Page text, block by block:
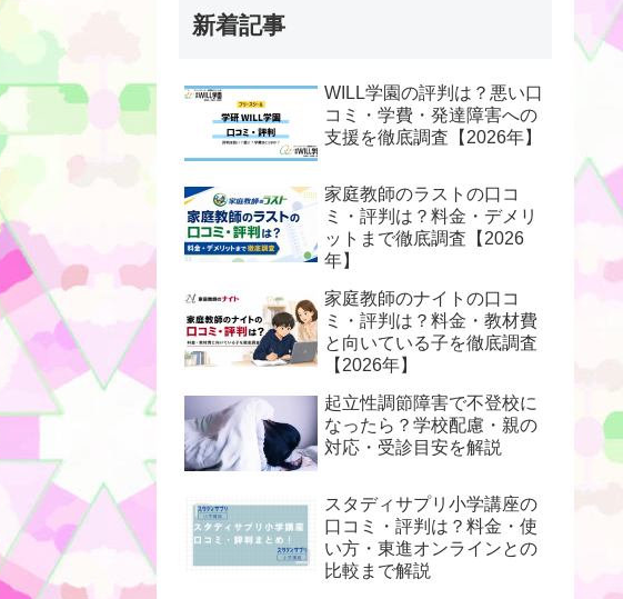
新着記事
WILL学園の評判は？悪い口
コミ・学費・発達障害への
支援を徹底調査【2026年】
家庭教師のラストの口コ
ミ・評判は？料金・デメリ
ットまで徹底調査【2026
年】
家庭教師のナイトの口コ
ミ・評判は？料金・教材費
と向いている子を徹底調査
【2026年】
起立性調節障害で不登校に
なったら？学校配慮・親の
対応・受診目安を解説
スタディサプリ小学講座の
口コミ・評判は？料金・使
い方・東進オンラインとの
比較まで解説